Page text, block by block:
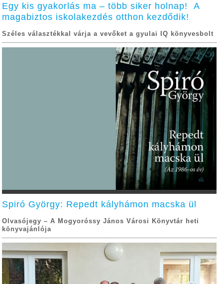
Egy kis gyakorlás ma – több siker holnap! A
magabiztos iskolakezdés otthon kezdődik!
Széles választékkal várja a vevőket a gyulai IQ könyvesbolt
Spiró György: Repedt kályhámon macska ül
Olvasójegy – A Mogyoróssy János Városi Könyvtár heti
könyvajánlója